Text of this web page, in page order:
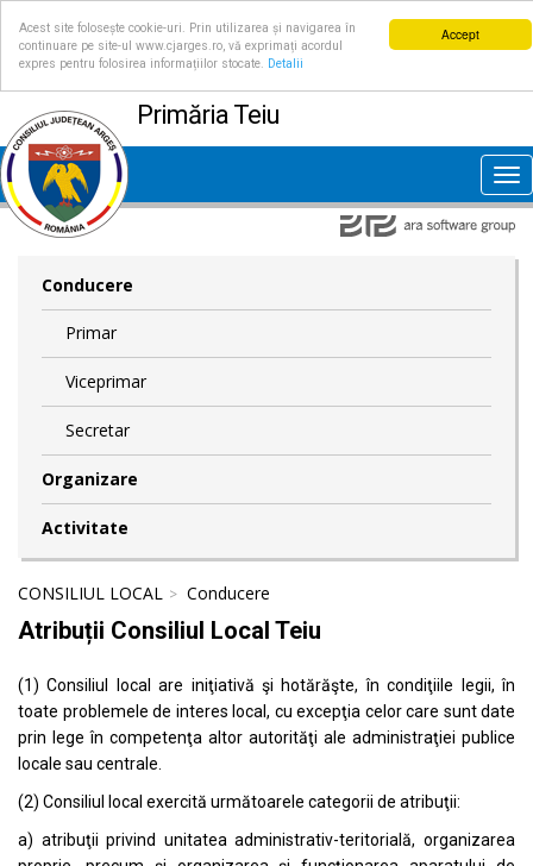
Accept
Acest site folosește cookie-uri. Prin utilizarea și navigarea în
continuare pe site-ul www.cjarges.ro, vă exprimați acordul
expres pentru folosirea informațiilor stocate.
Detalii
Primăria Teiu
Conducere
Primar
Viceprimar
Secretar
Organizare
Activitate
CONSILIUL LOCAL Conducere
Atribuții Consiliul Local Teiu
(1) Consiliul local are iniţiativă şi hotărăşte, în condiţiile legii, în
toate problemele de interes local, cu excepţia celor care sunt date
prin lege în competenţa altor autorităţi ale administraţiei publice
locale sau centrale.
(2) Consiliul local exercită următoarele categorii de atribuţii:
a) atribuţii privind unitatea administrativ-teritorială, organizarea